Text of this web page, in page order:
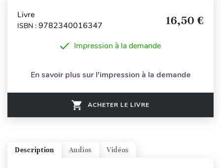
Livre
ISBN : 9782340016347 16,50 €
Impression à la demande
En savoir plus sur l'impression à la demande
ACHETER LE LIVRE
Vidéos
Audios
Description